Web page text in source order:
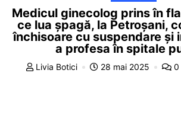
Medicul ginecolog prins în
ce lua șpagă, la Petroșani,
închisoare cu suspendare și
a profesa în spitale
Livia Botici 28 mai 2025 0